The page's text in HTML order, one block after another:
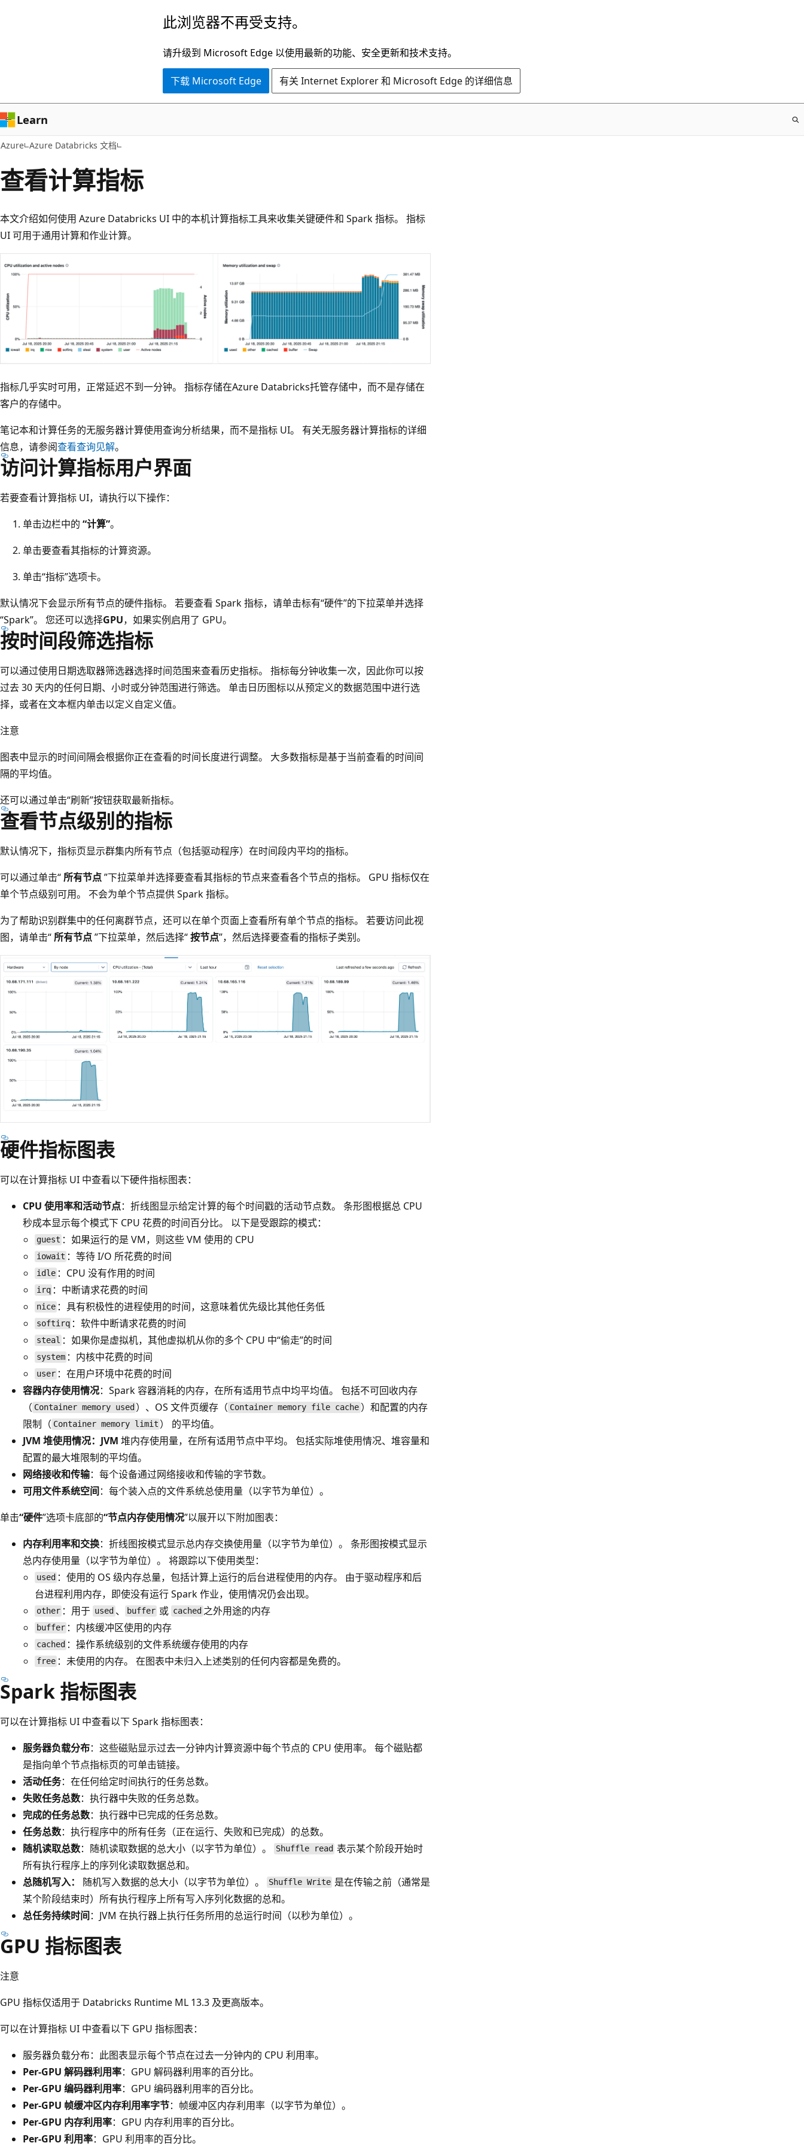
容
此浏览器不再受支持。
请升级到 Microsoft Edge 以使用最新的功能、安全更新和技术支持。
下载 Microsoft Edge 有关 Internet Explorer 和 Microsoft Edge 的详细信息
Learn
Azure Azure Databricks 文档
查看计算指标
本文介绍如何使用 Azure Databricks UI 中的本机计算指标工具来收集关键硬件和 Spark 指标。 指标
UI 可用于通用计算和作业计算。
指标几乎实时可用，正常延迟不到一分钟。 指标存储在Azure Databricks托管存储中，而不是存储在
客户的存储中。
笔记本和计算任务的无服务器计算使用查询分析结果，而不是指标 UI。 有关无服务器计算指标的详细
信息，请参阅查看查询见解。
访问计算指标用户界面
若要查看计算指标 UI，请执行以下操作：
单击边栏中的 “计算”。
单击要查看其指标的计算资源。
单击“指标”选项卡。
默认情况下会显示所有节点的硬件指标。 若要查看 Spark 指标，请单击标有“硬件”的下拉菜单并选择
“Spark”。 您还可以选择GPU，如果实例启用了 GPU。
按时间段筛选指标
可以通过使用日期选取器筛选器选择时间范围来查看历史指标。 指标每分钟收集一次，因此你可以按
过去 30 天内的任何日期、小时或分钟范围进行筛选。 单击日历图标以从预定义的数据范围中进行选
择，或者在文本框内单击以定义自定义值。
注意
图表中显示的时间间隔会根据你正在查看的时间长度进行调整。 大多数指标是基于当前查看的时间间
隔的平均值。
还可以通过单击“刷新”按钮获取最新指标。
查看节点级别的指标
默认情况下，指标页显示群集内所有节点（包括驱动程序）在时间段内平均的指标。
可以通过单击“所有节点”下拉菜单并选择要查看其指标的节点来查看各个节点的指标。 GPU 指标仅在
单个节点级别可用。 不会为单个节点提供 Spark 指标。
为了帮助识别群集中的任何离群节点，还可以在单个页面上查看所有单个节点的指标。 若要访问此视
图，请单击“所有节点”下拉菜单，然后选择“按节点”，然后选择要查看的指标子类别。
硬件指标图表
可以在计算指标 UI 中查看以下硬件指标图表：
CPU 使用率和活动节点：折线图显示给定计算的每个时间戳的活动节点数。 条形图根据总 CPU
秒成本显示每个模式下 CPU 花费的时间百分比。 以下是受跟踪的模式：
guest ：如果运行的是 VM，则这些 VM 使用的 CPU
iowait ：等待 I/O 所花费的时间
idle ：CPU 没有作用的时间
irq ：中断请求花费的时间
nice ：具有积极性的进程使用的时间，这意味着优先级比其他任务低
softirq ：软件中断请求花费的时间
steal ：如果你是虚拟机，其他虚拟机从你的多个 CPU 中“偷走”的时间
system ：内核中花费的时间
user ：在用户环境中花费的时间
容器内存使用情况：Spark 容器消耗的内存，在所有适用节点中均平均值。 包括不可回收内存
（ Container memory used ）、OS 文件页缓存（ Container memory file cache ）和配置的内存
限制（ Container memory limit ） 的平均值。
JVM 堆使用情况：JVM 堆内存使用量，在所有适用节点中平均。 包括实际堆使用情况、堆容量和
配置的最大堆限制的平均值。
网络接收和传输：每个设备通过网络接收和传输的字节数。
可用文件系统空间：每个装入点的文件系统总使用量（以字节为单位）。
单击“硬件”选项卡底部的“节点内存使用情况”以展开以下附加图表：
内存利用率和交换：折线图按模式显示总内存交换使用量（以字节为单位）。 条形图按模式显示
总内存使用量（以字节为单位）。 将跟踪以下使用类型：
used ：使用的 OS 级内存总量，包括计算上运行的后台进程使用的内存。 由于驱动程序和后
台进程利用内存，即使没有运行 Spark 作业，使用情况仍会出现。
other ：用于 used 、 buffer 或 cached 之外用途的内存
buffer ：内核缓冲区使用的内存
cached ：操作系统级别的文件系统缓存使用的内存
free ：未使用的内存。 在图表中未归入上述类别的任何内容都是免费的。
Spark 指标图表
可以在计算指标 UI 中查看以下 Spark 指标图表：
服务器负载分布：这些磁贴显示过去一分钟内计算资源中每个节点的 CPU 使用率。 每个磁贴都
是指向单个节点指标页的可单击链接。
活动任务：在任何给定时间执行的任务总数。
失败任务总数：执行器中失败的任务总数。
完成的任务总数：执行器中已完成的任务总数。
任务总数：执行程序中的所有任务（正在运行、失败和已完成）的总数。
随机读取总数：随机读取数据的总大小（以字节为单位）。 Shuffle read 表示某个阶段开始时
所有执行程序上的序列化读取数据总和。
总随机写入：
随机写入数据的总大小（以字节为单位）。 Shuffle Write 是在传输之前（通常是
某个阶段结束时）所有执行程序上所有写入序列化数据的总和。
总任务持续时间：JVM 在执行器上执行任务所用的总运行时间（以秒为单位）。
GPU 指标图表
注意
GPU 指标仅适用于 Databricks Runtime ML 13.3 及更高版本。
可以在计算指标 UI 中查看以下 GPU 指标图表：
服务器负载分布：此图表显示每个节点在过去一分钟内的 CPU 利用率。
Per-GPU 解码器利用率：GPU 解码器利用率的百分比。
Per-GPU 编码器利用率：GPU 编码器利用率的百分比。
Per-GPU 帧缓冲区内存利用率字节：帧缓冲区内存利用率（以字节为单位）。
Per-GPU 内存利用率：GPU 内存利用率的百分比。
Per-GPU 利用率：GPU 利用率的百分比。